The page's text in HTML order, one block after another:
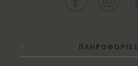
ΠΛΗΡΟΦΟΡΙΕΣ